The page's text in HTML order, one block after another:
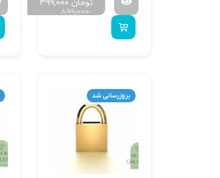
۸۹۹,۰۰۰
۳۹۹,۰۰۰ تومان
بروزرسانی شد